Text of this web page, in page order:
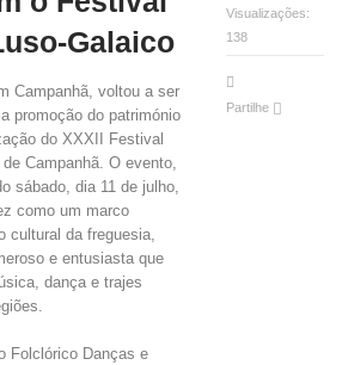
PÚBLICAS DO EXECUTIVO
Galaico
Campanhã, voltou a ser
promoção do património
do XXXII Festival
Campanhã. O evento,
sábado, dia 11 de julho,
como um marco
cultural da freguesia,
e entusiasta que
dança e trajes
Folclórico Danças e
Visualizações:
138
Partilhe